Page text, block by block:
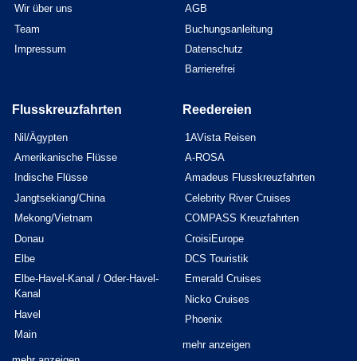
Wir über uns
Team
Impressum
AGB
Buchungsanleitung
Datenschutz
Barrierefrei
Flusskreuzfahrten
Nil/Ägypten
Amerikanische Flüsse
Indische Flüsse
Jangtsekiang/China
Mekong/Vietnam
Donau
Elbe
Elbe-Havel-Kanal / Oder-Havel-
Kanal
Havel
Main
Reedereien
1AVista Reisen
A-ROSA
Amadeus Flusskreuzfahrten
Celebrity River Cruises
COMPASS Kreuzfahrten
CroisiEurope
DCS Touristik
Emerald Cruises
Nicko Cruises
Phoenix
mehr anzeigen